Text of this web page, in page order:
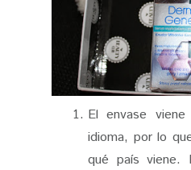
El envase
idioma, por lo
qué país